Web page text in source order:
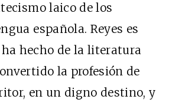
laico de los
española. Reyes es
hecho de la literatura
la profesión de
en un digno destino, y